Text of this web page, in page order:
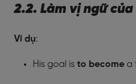
2.2. Làm vị ngữ của
Ví dụ:
His goal is to become a